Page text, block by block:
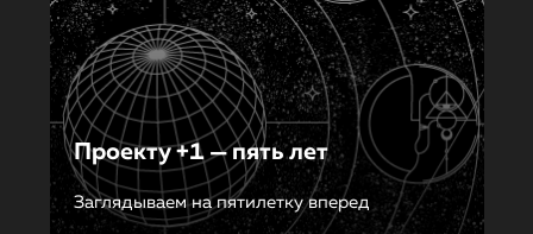
Проекту +1 — пять лет
Заглядываем на пятилетку вперед